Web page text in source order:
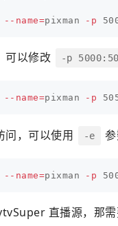
--name=pixman -p
可以修改 -p
--name=pixman -p
问，可以使用 -e
--name=pixman -p
直播源，那需